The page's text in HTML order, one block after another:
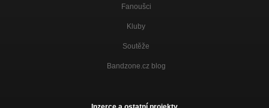
Fanoušci
Kluby
Soutěže
Bandzone.cz blog